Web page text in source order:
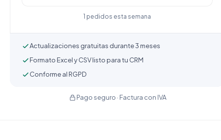
1 pedidos esta semana
Actualizaciones gratuitas durante 3 meses
Formato Excel y CSV listo para tu CRM
Conforme al RGPD
Pago seguro · Factura con IVA